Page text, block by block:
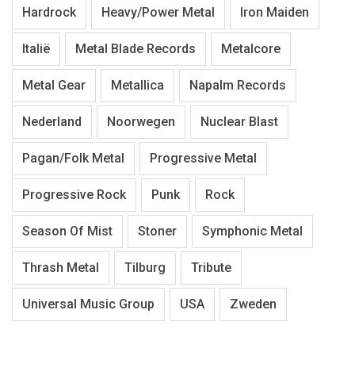
Hardrock Heavy/Power Metal Iron Maiden
Italië Metal Blade Records Metalcore
Metal Gear Metallica Napalm Records
Nederland Noorwegen Nuclear Blast
Pagan/Folk Metal Progressive Metal
Progressive Rock Punk Rock
Season Of Mist Stoner Symphonic Metal
Thrash Metal Tilburg Tribute
Universal Music Group USA Zweden